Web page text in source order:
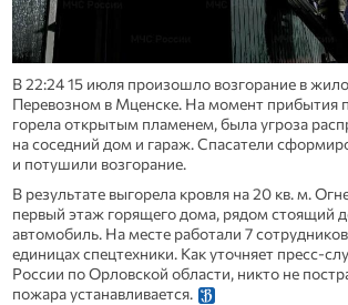
В 22:24 15 июля произошло возгорание в
Перевозном в Мценске. На момент прибытия
горела открытым пламенем, была угроза
на соседний дом и гараж. Спасатели
и потушили возгорание.
В результате выгорела кровля на 20 кв. м.
первый этаж горящего дома, рядом стоящий
автомобиль. На месте работали 7
единицах спецтехники. Как уточняет пресс-
России по Орловской области, никто не
пожара устанавливается.